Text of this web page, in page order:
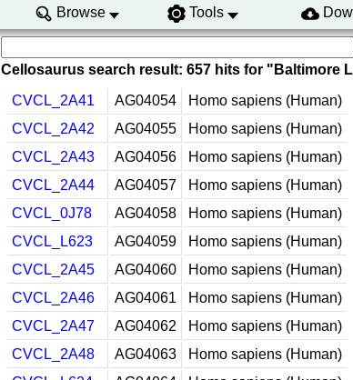
Browse Tools
Cellosaurus search result: 657 hits for "Baltimore
CVCL_2A41
AG04054
Homo sapiens (Human)
CVCL_2A42
AG04055
Homo sapiens (Human)
CVCL_2A43
AG04056
Homo sapiens (Human)
CVCL_2A44
AG04057
Homo sapiens (Human)
CVCL_0J78
AG04058
Homo sapiens (Human)
CVCL_L623
AG04059
Homo sapiens (Human)
CVCL_2A45
AG04060
Homo sapiens (Human)
CVCL_2A46
AG04061
Homo sapiens (Human)
CVCL_2A47
AG04062
Homo sapiens (Human)
CVCL_2A48
AG04063
Homo sapiens (Human)